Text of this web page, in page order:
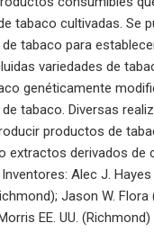
tabaco cultivadas. Se
tabaco para
variedades de
genéticamente
tabaco. Diversas
productos de
extractos derivados de
Alec J.
Jason W. Flora
EE. UU.